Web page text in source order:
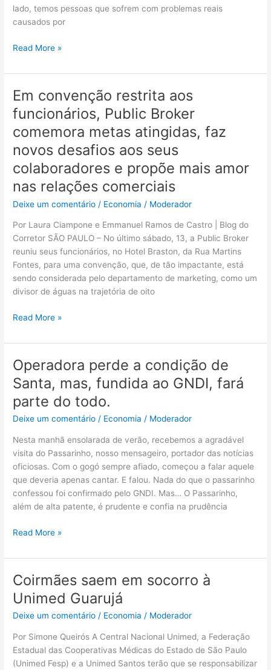
lado, temos pessoas que sofrem com problemas reais
causados por
hipossuficiência
do
Read More »
Em convenção restrita aos
funcionários, Public Broker
comemora metas atingidas, faz
novos desafios aos seus
colaboradores e propõe mais amor
nas relações comerciais
Deixe um comentário / Economia / Moderador
Por Laura Ciampone e Emmanuel Ramos de Castro | Blog do
Corretor SÃO PAULO – No último sábado, 13, a Public Broker
reuniu seus funcionários, no Hotel Braston, da Rua Martins
Fontes, para uma convenção, que, de tão impactante, está
sendo considerada pelo departamento de marketing, como um
divisor de águas na trajetória de oito
Em
convenção
restrita
aos
funcionários,
Broker
comemora
metas
faz
novos
desafios
aos
seus
colaboradores
propõe
amor
nas
relações
comerciais
Read More »
Operadora perde a condição de
Santa, mas, fundida ao GNDI, fará
parte do todo.
Deixe um comentário / Economia / Moderador
Nesta manhã ensolarada de verão, recebemos a agradável
visita do Passarinho, nosso mensageiro, portador das notícias
oficiosas. Com o gogó sempre afiado, começou a falar aquele
que deveria apenas cantar. E falou. Nada do que o passarinho
confessou foi confirmado pelo GNDI. Mas… O Passarinho,
além de alta patente, é prudente e confia na prudência
Operadora
perde
a
condição
de
mas,
fundida
ao
GNDI,
fará
parte
todo.
Read More »
Coirmães saem em socorro à
Unimed Guarujá
Deixe um comentário / Economia / Moderador
Por Simone Queirós A Central Nacional Unimed, a Federação
Estadual das Cooperativas Médicas do Estado de São Paulo
(Unimed Fesp) e a Unimed Santos terão que se responsabilizar
Coirmães
saem
em
socorro